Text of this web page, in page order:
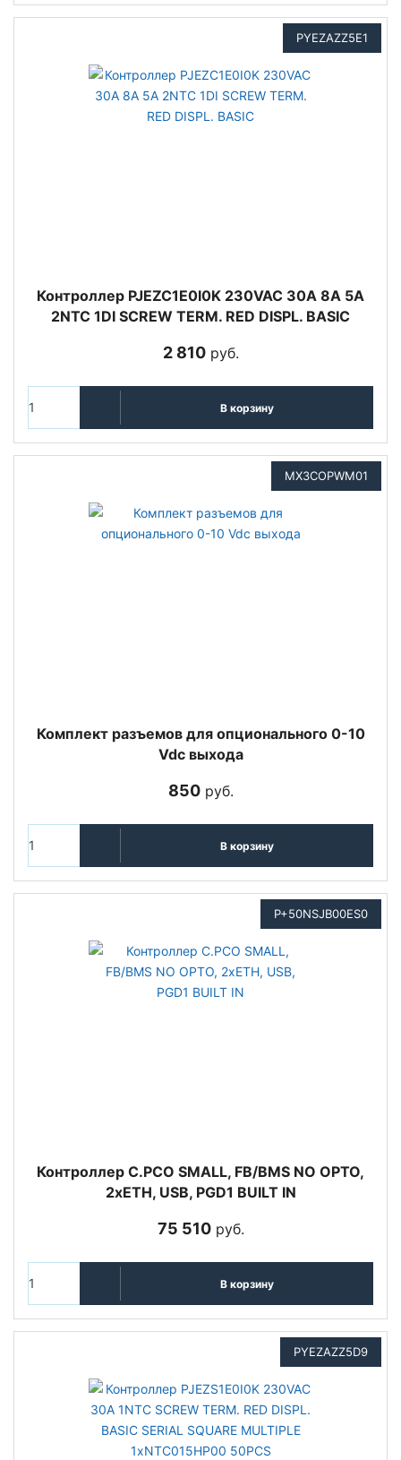
PYEZAZZ5E1
Контроллер PJEZC1E0I0K 230VAC 30A 8A 5A
2NTC 1DI SCREW TERM. RED DISPL. BASIC
2 810руб.
В корзину
MX3COPWM01
Комплект разъемов для опционального 0-10
Vdc выхода
850руб.
В корзину
P+50NSJB00ES0
Контроллер C.PCO SMALL, FB/BMS NO OPTO,
2xETH, USB, PGD1 BUILT IN
75 510руб.
В корзину
PYEZAZZ5D9